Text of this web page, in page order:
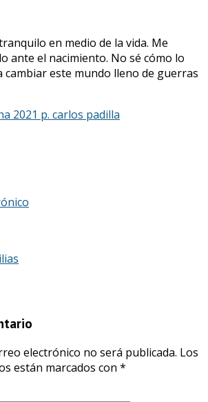
en medio de la vida. Me
ante el nacimiento. No sé cómo lo
cambiar este mundo lleno de guerras
2021 p. carlos padilla
electrónico no será publicada. Los
están marcados con *